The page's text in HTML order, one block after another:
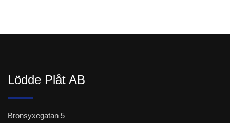
Lödde Plåt AB
Bronsyxegatan 5